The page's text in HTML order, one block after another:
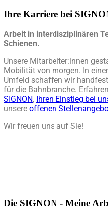
Ihre Karriere bei
Arbeit in interdisziplinären
Schienen.
Unsere Mitarbeiter:innen
Mobilität von morgen. In
Umfeld schaffen wir
für die Bahnbranche.
SIGNON, Ihren Einstieg bei
unsere offenen
Wir freuen uns auf Sie!
Die SIGNON - Meine